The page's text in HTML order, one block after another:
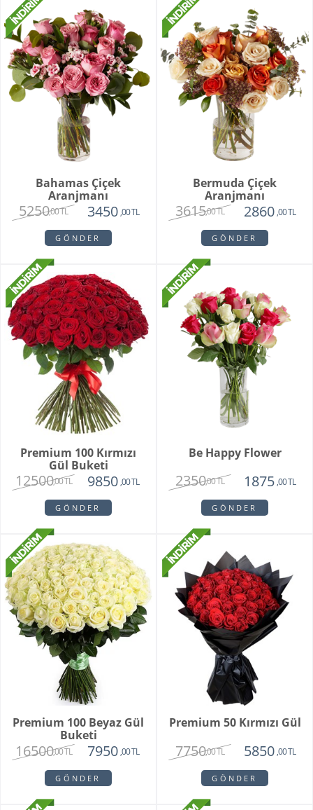
Bahamas Çiçek
Aranjmanı
5250,00 TL 3450 ,00 TL
GÖNDER
Bermuda Çiçek
Aranjmanı
3615,00 TL 2860 ,00 TL
GÖNDER
Premium 100 Kırmızı
Gül Buketi
12500,00 TL 9850 ,00 TL
GÖNDER
Be Happy Flower
2350,00 TL 1875 ,00 TL
GÖNDER
Premium 100 Beyaz Gül
Buketi
16500,00 TL 7950 ,00 TL
GÖNDER
Premium 50 Kırmızı Gül
7750,00 TL 5850 ,00 TL
GÖNDER